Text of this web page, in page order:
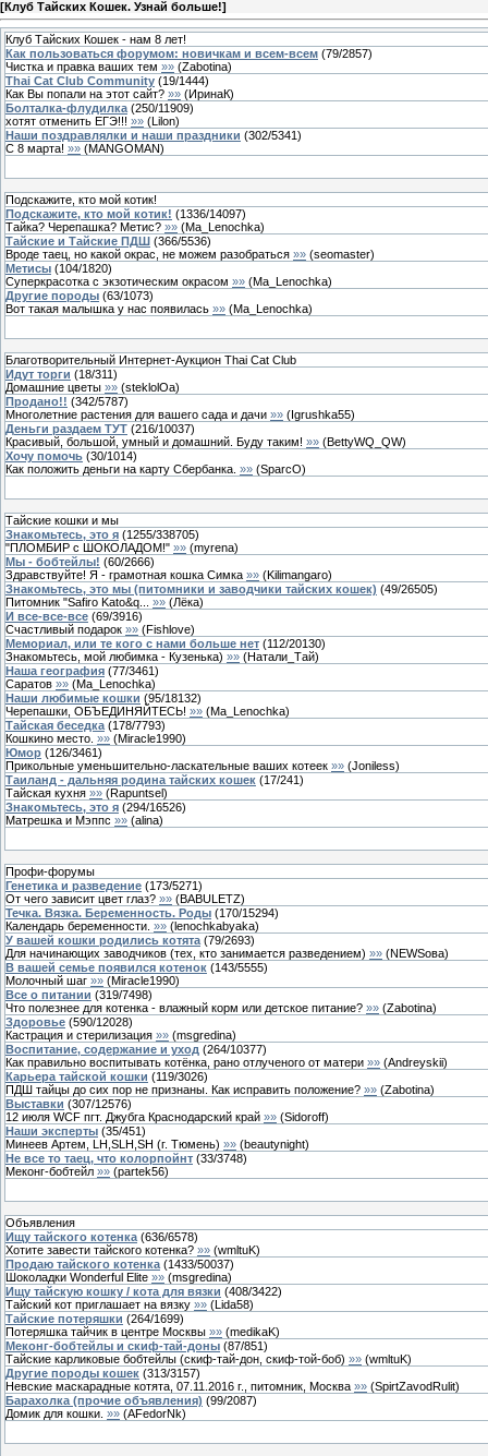
[Клуб Тайских Кошек. Узнай больше!]
Клуб Тайских Кошек - нам 8 лет!
Как пользоваться форумом: новичкам и всем-всем (79/2857)
Чистка и правка ваших тем »» (Zabotina)
Thai Cat Club Community (19/1444)
Как Вы попали на этот сайт? »» (ИринаК)
Болталка-флудилка (250/11909)
хотят отменить ЕГЭ!!! »» (Lilon)
Наши поздравлялки и наши праздники (302/5341)
С 8 марта! »» (MANGOMAN)
Подскажите, кто мой котик!
Подскажите, кто мой котик! (1336/14097)
Тайка? Черепашка? Метис? »» (Ma_Lenochka)
Тайские и Тайские ПДШ (366/5536)
Вроде таец, но какой окрас, не можем разобраться »» (seomaster)
Метисы (104/1820)
Суперкрасотка с экзотическим окрасом »» (Ma_Lenochka)
Другие породы (63/1073)
Вот такая малышка у нас появилась »» (Ma_Lenochka)
Благотворительный Интернет-Аукцион Thai Cat Club
Идут торги (18/311)
Домашние цветы »» (steklolOa)
Продано!! (342/5787)
Многолетние растения для вашего сада и дачи »» (Igrushka55)
Деньги раздаем ТУТ (216/10037)
Красивый, большой, умный и домашний. Буду таким! »» (BettyWQ_QW)
Хочу помочь (30/1014)
Как положить деньги на карту Сбербанка. »» (SparcO)
Тайские кошки и мы
Знакомьтесь, это я (1255/338705)
"ПЛОМБИР с ШОКОЛАДОМ!" »» (myrena)
Мы - бобтейлы! (60/2666)
Здравствуйте! Я - грамотная кошка Симка »» (Kilimangaro)
Знакомьтесь, это мы (питомники и заводчики тайских кошек) (49/26505)
Питомник "Safiro Kato&q...
»» (Лёка)
И все-все-все (69/3916)
Счастливый подарок »» (Fishlove)
Мемориал, или те кого с нами больше нет (112/20130)
Знакомьтесь, мой любимка - Кузенька) »» (Натали_Тай)
Наша география (77/3461)
Саратов »» (Ma_Lenochka)
Наши любимые кошки (95/18132)
Черепашки, ОБЪЕДИНЯЙТЕСЬ! »» (Ma_Lenochka)
Тайская беседка (178/7793)
Кошкино место. »» (Miracle1990)
Юмор (126/3461)
Прикольные уменьшительно-ласкательные ваших котеек »» (Joniless)
Таиланд - дальняя родина тайских кошек (17/241)
Тайская кухня »» (Rapuntsel)
Знакомьтесь, это я (294/16526)
Матрешка и Мэппс »» (alina)
Профи-форумы
Генетика и разведение (173/5271)
От чего зависит цвет глаз? »» (BABULETZ)
Течка. Вязка. Беременность. Роды (170/15294)
Календарь беременности. »» (lenochkabyaka)
У вашей кошки родились котята (79/2693)
Для начинающих заводчиков (тех, кто занимается разведением) »» (NEWSова)
В вашей семье появился котенок (143/5555)
Молочный шаг »» (Miracle1990)
Все о питании (319/7498)
Что полезнее для котенка - влажный корм или детское питание? »» (Zabotina)
Здоровье (590/12028)
Кастрация и стерилизация »» (msgredina)
Воспитание, содержание и уход (264/10377)
Как правильно воспитывать котёнка, рано отлученого от матери »» (Andreyskii)
Карьера тайской кошки (119/3026)
ПДШ тайцы до сих пор не признаны. Как исправить положение? »» (Zabotina)
Выставки (307/12576)
12 июля WCF пгт. Джубга Краснодарский край »» (Sidoroff)
Наши эксперты (35/451)
Минеев Артем, LH,SLH,SH (г. Тюмень) »» (beautynight)
Не все то таец, что колорпойнт (33/3748)
Меконг-бобтейл »» (partek56)
Объявления
Ищу тайского котенка (636/6578)
Хотите завести тайского котенка? »» (wmltuK)
Продаю тайского котенка (1433/50037)
Шоколадки Wonderful Elite »» (msgredina)
Ищу тайскую кошку / кота для вязки (408/3422)
Тайский кот приглашает на вязку »» (Lida58)
Тайские потеряшки (264/1699)
Потеряшка тайчик в центре Москвы »» (medikaK)
Меконг-бобтейлы и скиф-тай-доны (87/851)
Тайские карликовые бобтейлы (скиф-тай-дон, скиф-той-боб) »» (wmltuK)
Другие породы кошек (313/3157)
Невские маскарадные котята, 07.11.2016 г., питомник, Москва »» (SpirtZavodRulit)
Барахолка (прочие объявления) (99/2087)
Домик для кошки. »» (AFedorNk)